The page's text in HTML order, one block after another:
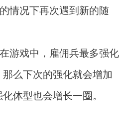
情况下再次遇到新的随
游戏中，雇佣兵最多强化
么下次的强化就会增加
体型也会增长一圈。